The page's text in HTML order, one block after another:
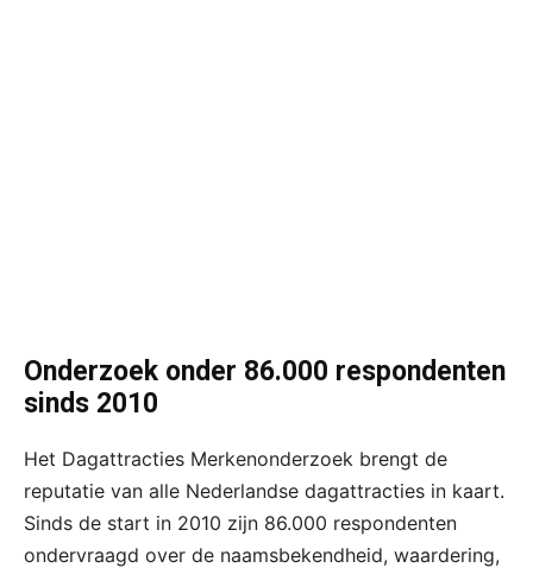
Onderzoek onder 86.000 respondenten
sinds 2010
Het Dagattracties Merkenonderzoek brengt de
reputatie van alle Nederlandse dagattracties in kaart.
Sinds de start in 2010 zijn 86.000 respondenten
ondervraagd over de naamsbekendheid, waardering,